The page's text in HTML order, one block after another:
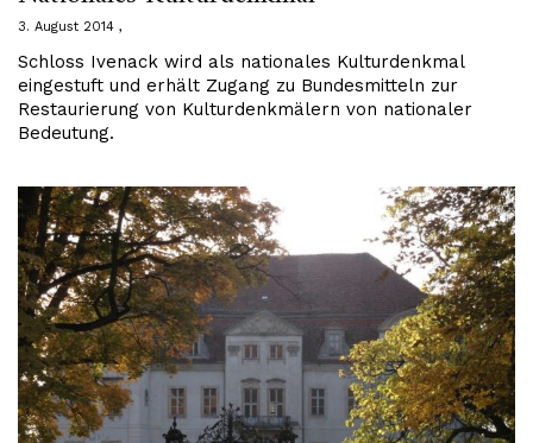
3. August 2014
Schloss Ivenack wird als nationales Kulturdenkmal
eingestuft und erhält Zugang zu Bundesmitteln zur
Restaurierung von Kulturdenkmälern von nationaler
Bedeutung.